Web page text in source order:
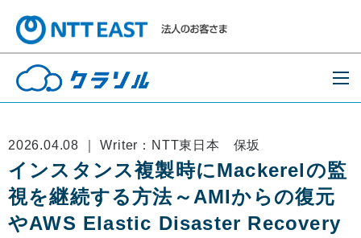
2026.04.08 ｜ Writer：NTT東日本 保坂
インスタンス複製時にMackerelの監
視を継続する方法～AMIからの復元
やAWS Elastic Disaster Recovery